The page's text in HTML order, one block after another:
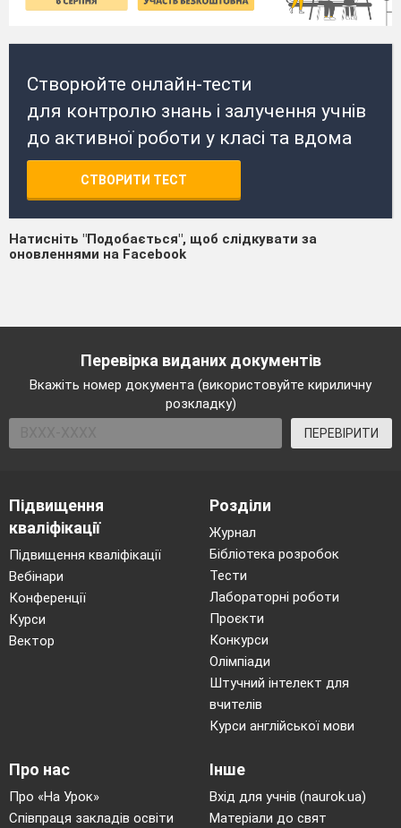
Створюйте онлайн-тести
для контролю знань і залучення учнів
до активної роботи у класі та вдома
СТВОРИТИ ТЕСТ
Натисніть "Подобається", щоб слідкувати за
оновленнями на Facebook
Перевірка виданих документів
Вкажіть номер документа (використовуйте кириличну
розкладку)
ПЕРЕВІРИТИ
Підвищення
кваліфікації
Підвищення кваліфікації
Вебінари
Конференції
Курси
Вектор
Розділи
Журнал
Бібліотека розробок
Тести
Лабораторні роботи
Проєкти
Конкурси
Олімпіади
Штучний інтелект для
вчителів
Курси англійської мови
Про нас
Про «На Урок»
Співпраця закладів освіти
Інше
Вхід для учнів (naurok.ua)
Матеріали до свят